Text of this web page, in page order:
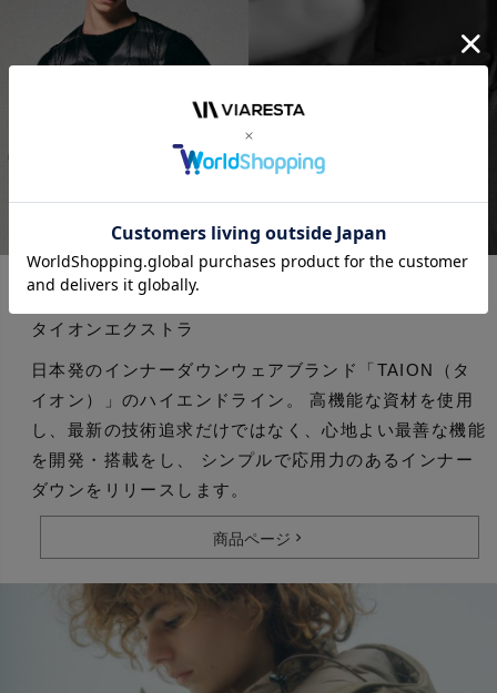
TAION EXTRA
タイオンエクストラ
日本発のインナーダウンウェアブランド「TAION（タ
イオン）」のハイエンドライン。 高機能な資材を使用
し、最新の技術追求だけではなく、心地よい最善な機能
を開発・搭載をし、 シンプルで応用力のあるインナー
ダウンをリリースします。
商品ページ